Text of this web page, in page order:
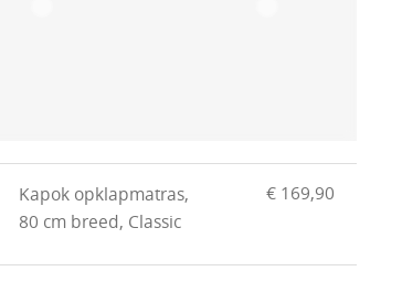
Kapok opklapmatras,
80 cm breed, Classic
€ 169,90